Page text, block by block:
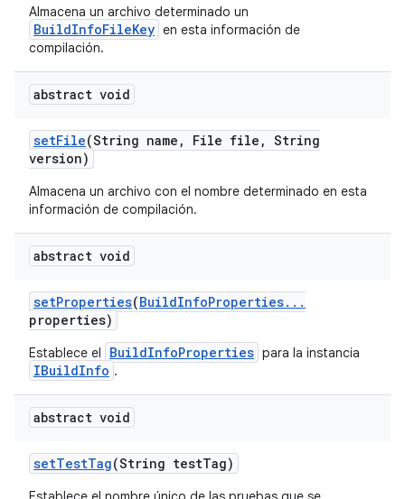
Almacena un archivo determinado un
BuildInfoFileKey en esta información de
compilación.
abstract void
setFile(String name , File file , String
version)
Almacena un archivo con el nombre determinado en esta
información de compilación.
abstract void
setProperties(BuildInfoProperties. . .
properties)
Establece el BuildInfoProperties para la instancia
IBuildInfo .
abstract void
setTestTag(String testTag)